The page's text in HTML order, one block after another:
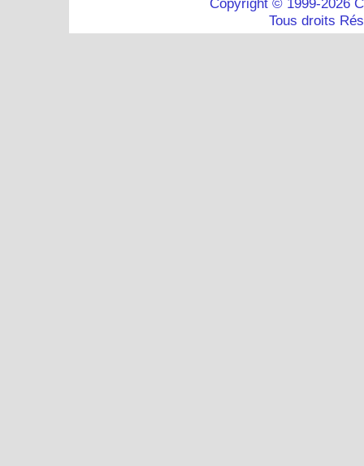
Copyright © 1999-2026
Tous droits